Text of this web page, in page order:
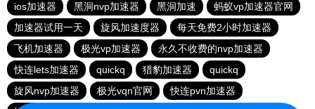
ios加速器
黑洞nvp加速器 黑洞加速
蚂蚁vp加速器官网
加速器试用一天
旋风加速度器
每天免费2小时加速器
飞机加速器
极光vp加速器
永久不收费的nvp加速器
快连lets加速器
quickq 猎豹加速器
quickq
旋风nvp加速器
极光vqn官网
快连pvn加速器